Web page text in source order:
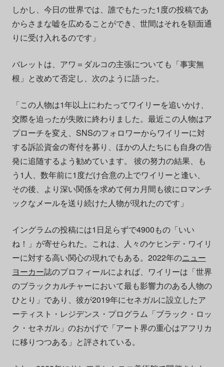
しかし、今日の世界では、誰でもたった1度の投稿であ
からさまな嘘を広めることができ、世間はそれを額面通
りに受け入れるのです」
バレットは、アワ＝ダルコの主張についても「事実無
根」と改めて否定し、次のように語った。
「この人物は1年以上にわたってワイリーを追いかけ、
交際を迫ったが失敗に終わりました。最近この人物はア
プローチを変え、SNSのフォロワーからワイリーに対
する訴訟資金の寄付を募り、ほかの人たちにも自身の告
発に追随するよう勧めています。 彼の努力の結果、も
う1人、数年前に1度だけ合意の上でワイリーと逢い、
その後、より深い関係を求めて何カ月間も彼にロマンチ
ックなメールを送り続けた人物が現れたのです」
イングラムの投稿には1日足らずで4900もの「いい
ね！」が寄せられた。これは、人々のケヒンデ・ワイリ
ーに対する高い関心の現れでもある。2022年のニュー
ヨーカー誌のプロフィールによれば、ワイリーは「世界
のブラックカルチャーにおいて最も影響力のある人物の
ひとり」であり、彼が2019年にセネガルに設立したア
ーティスト・レジデンス・プログラム「ブラック・ロッ
ク・セネガル」のおかげで「アート界の重心はアフリカ
に移りつつある」と評されている。